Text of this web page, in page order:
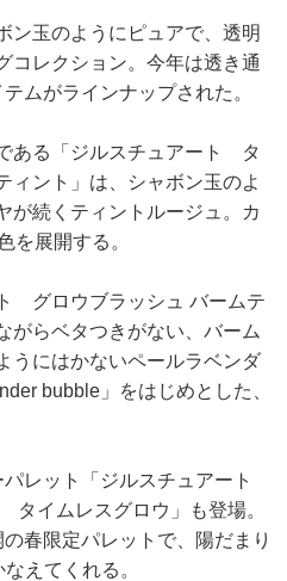
玉のようにピュアで、透明
コレクション。今年は透き通
ムがラインナップされた。
ある「ジルスチュアート タ
ント」は、シャボン玉のよ
が続くティントルージュ。カ
を展開する。
グロウブラッシュ バームテ
がらベタつきがない、バーム
うにはかないペールラベンダ
bubble」をはじめとした、
レット「ジルスチュアート
イムレスグロウ」も登場。
春限定パレットで、陽だまり
えてくれる。